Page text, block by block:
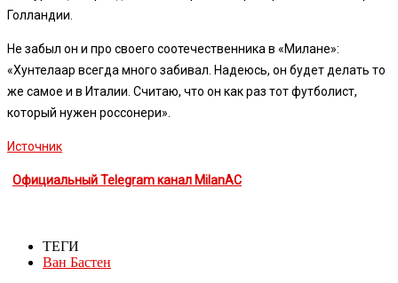
Голландии.
Не забыл он и про своего соотечественника в «Милане»:
«Хунтелаар всегда много забивал. Надеюсь, он будет делать то
же самое и в Италии. Считаю, что он как раз тот футболист,
который нужен россонери».
Источник
Официальный Telegram канал MilanAC
ТЕГИ
Ван Бастен